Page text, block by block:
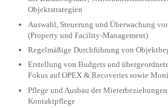
Objektstrategien
Auswahl, Steuerung und Überwachung
(Property und Facility-Management)
Regelmäßige Durchführung von
Erstellung von Budgets und
Fokus auf OPEX & Recoveries sowie
Pflege und Ausbau der
Kontaktpflege